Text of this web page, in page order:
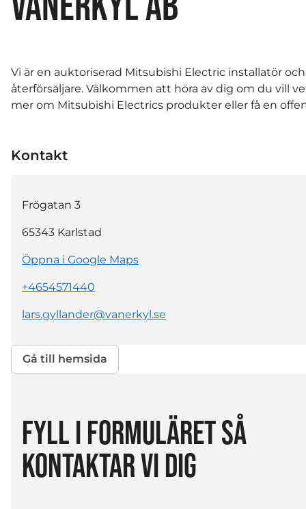
Vi är en auktoriserad Mitsubishi Electric installatör och
återförsäljare. Välkommen att höra av dig om du vill
mer om Mitsubishi Electrics produkter eller få en
Kontakt
Frögatan 3
65343 Karlstad
Öppna i Google Maps
+4654571440
lars.gyllander@vanerkyl.se
Gå till hemsida
FYLL I FORMULÄRET SÅ
KONTAKTAR VI DIG